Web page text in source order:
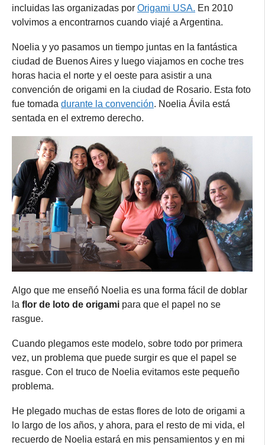
incluidas las organizadas por Origami USA. En 2010
volvimos a encontrarnos cuando viajé a Argentina.
Noelia y yo pasamos un tiempo juntas en la fantástica
ciudad de Buenos Aires y luego viajamos en coche tres
horas hacia el norte y el oeste para asistir a una
convención de origami en la ciudad de Rosario. Esta foto
fue tomada durante la convención. Noelia Ávila está
sentada en el extremo derecho.
Algo que me enseñó Noelia es una forma fácil de doblar
la flor de loto de origami para que el papel no se
rasgue.
Cuando plegamos este modelo, sobre todo por primera
vez, un problema que puede surgir es que el papel se
rasgue. Con el truco de Noelia evitamos este pequeño
problema.
He plegado muchas de estas flores de loto de origami a
lo largo de los años, y ahora, para el resto de mi vida, el
recuerdo de Noelia estará en mis pensamientos y en mi